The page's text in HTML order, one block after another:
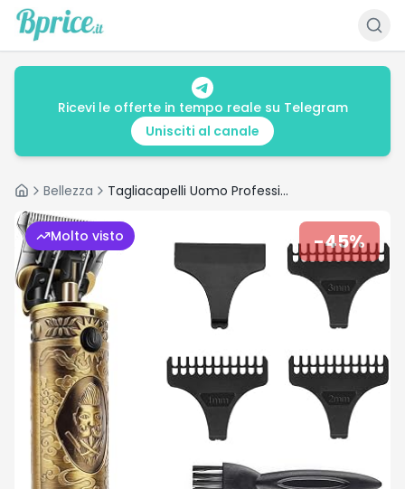
Ricevi le offerte in tempo reale su Telegram
Unisciti al canale
HomeBellezza Tagliacapelli Uomo Professionale,Trimmer 0mm,Macchinetta per Capelli,Rasoio
Molto visto -45%